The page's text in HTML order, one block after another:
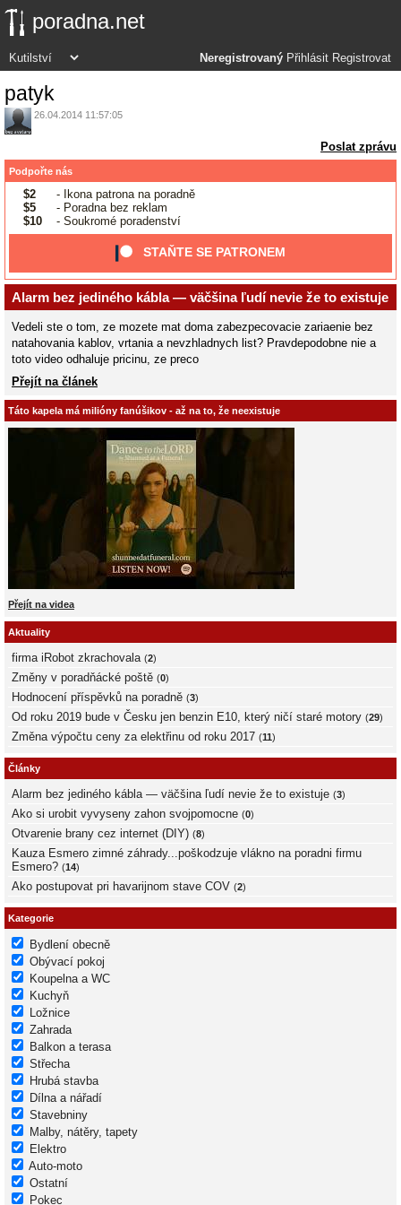
poradna.net
Neregistrovaný Přihlásit Registrovat
patyk
26.04.2014 11:57:05
Poslat zprávu
Podpořte nás
$2
- Ikona patrona na poradně
$5
- Poradna bez reklam
$10
- Soukromé poradenství
STAŇTE SE PATRONEM
Alarm bez jediného kábla — väčšina ľudí nevie že to existuje
Vedeli ste o tom, ze mozete mat doma zabezpecovacie zariaenie bez
natahovania kablov, vrtania a nevzhladnych list? Pravdepodobne nie a
toto video odhaluje pricinu, ze preco
Přejít na článek
Táto kapela má milióny fanúšikov - až na to, že neexistuje
Přejít na videa
Aktuality
firma iRobot zkrachovala (2)
Změny v poradňácké poště (0)
Hodnocení příspěvků na poradně (3)
Od roku 2019 bude v Česku jen benzin E10, který ničí staré motory (29)
Změna výpočtu ceny za elektřinu od roku 2017 (11)
Články
Alarm bez jediného kábla — väčšina ľudí nevie že to existuje (3)
Ako si urobit vyvyseny zahon svojpomocne (0)
Otvarenie brany cez internet (DIY) (8)
Kauza Esmero zimné záhrady...poškodzuje vlákno na poradni firmu
Esmero? (14)
Ako postupovat pri havarijnom stave COV (2)
Kategorie
Bydlení obecně
Obývací pokoj
Koupelna a WC
Kuchyň
Ložnice
Zahrada
Balkon a terasa
Střecha
Hrubá stavba
Dílna a nářadí
Stavebniny
Malby, nátěry, tapety
Elektro
Auto-moto
Ostatní
Pokec